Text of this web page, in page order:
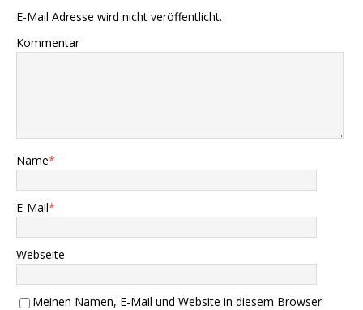
E-Mail Adresse wird nicht veröffentlicht.
Kommentar
Name*
E-Mail*
Webseite
Meinen Namen, E-Mail und Website in diesem Browser